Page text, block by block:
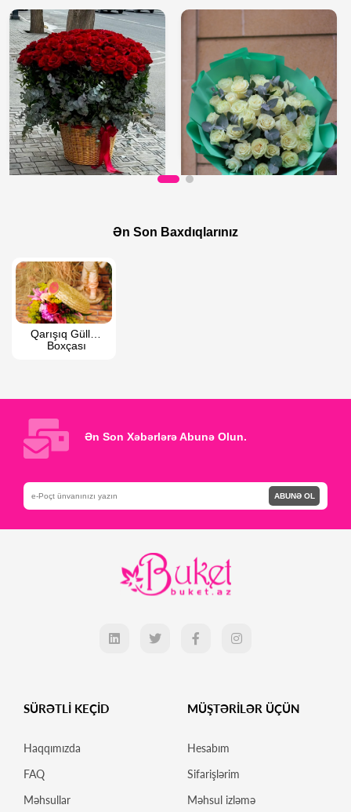
101 qızılgül səbətdə
Zamansız Zəriflik
Ən Son Baxdıqlarınız
Qarışıq Güllər
Boxçası
Ən Son Xəbərlərə Abunə Olun.
ABUNƏ OL
SÜRƏTLİ KEÇİD
Haqqımızda
FAQ
Məhsullar
MÜŞTƏRİLƏR ÜÇÜN
Hesabım
Sifarişlərim
Məhsul izləmə